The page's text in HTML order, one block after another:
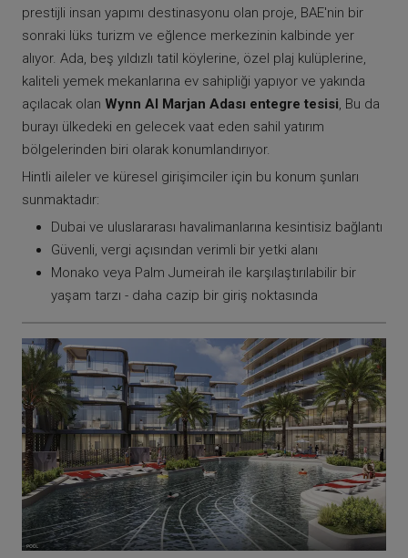
prestijli insan yapımı destinasyonu olan proje, BAE'nin bir
sonraki lüks turizm ve eğlence merkezinin kalbinde yer
alıyor. Ada, beş yıldızlı tatil köylerine, özel plaj kulüplerine,
kaliteli yemek mekanlarına ev sahipliği yapıyor ve yakında
açılacak olan Wynn Al Marjan Adası entegre tesisi, Bu da
burayı ülkedeki en gelecek vaat eden sahil yatırım
bölgelerinden biri olarak konumlandırıyor.
Hintli aileler ve küresel girişimciler için bu konum şunları
sunmaktadır:
Dubai ve uluslararası havalimanlarına kesintisiz bağlantı
Güvenli, vergi açısından verimli bir yetki alanı
Monako veya Palm Jumeirah ile karşılaştırılabilir bir
yaşam tarzı - daha cazip bir giriş noktasında